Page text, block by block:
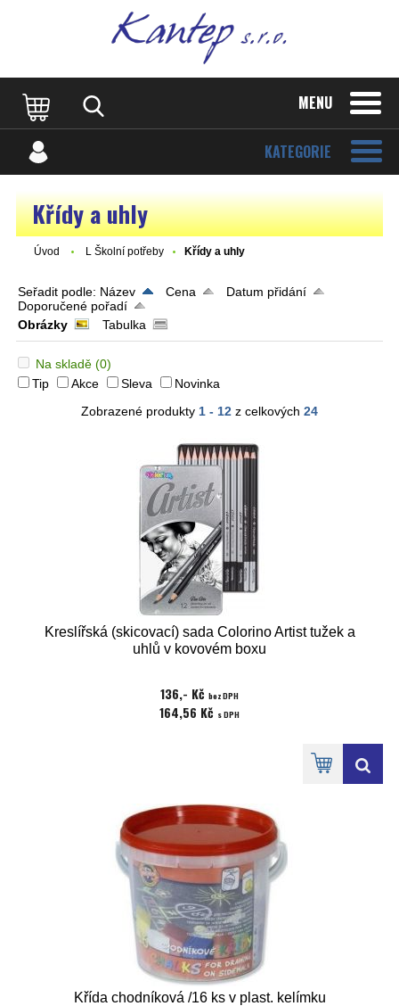
MENU
KATEGORIE
Křídy a uhly
Úvod L Školní potřeby Křídy a uhly
Seřadit podle: Název Cena
Datum přidání
Doporučené pořadí
Obrázky
Tabulka
Na skladě (0)
Tip
Akce Sleva
Novinka
Zobrazené produkty 1 - 12 z celkových 24
Kreslířská (skicovací) sada Colorino Artist tužek a
uhlů v kovovém boxu
136,- Kč bez DPH
164,56 Kč s DPH
Křída chodníková /16 ks v plast. kelímku